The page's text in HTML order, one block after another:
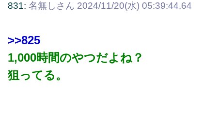
831: 名無しさん 2024/11/20(水) 05:39:44.64
>>825
1,000時間のやつだよね？
狙ってる。